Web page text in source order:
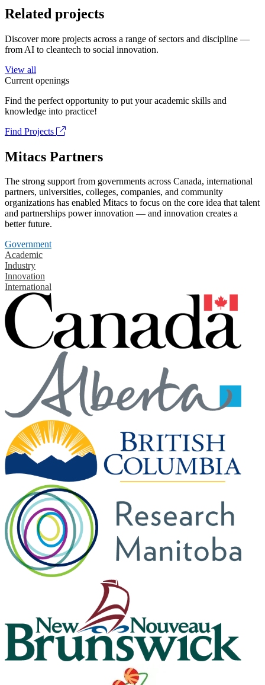
Related projects
Discover more projects across a range of sectors and discipline —
from AI to cleantech to social innovation.
View all
Current openings
Find the perfect opportunity to put your academic skills and
knowledge into practice!
Find Projects
Mitacs Partners
The strong support from governments across Canada, international
partners, universities, colleges, companies, and community
organizations has enabled Mitacs to focus on the core idea that talent
and partnerships power innovation — and innovation creates a
better future.
Government
Academic
Industry
Innovation
International